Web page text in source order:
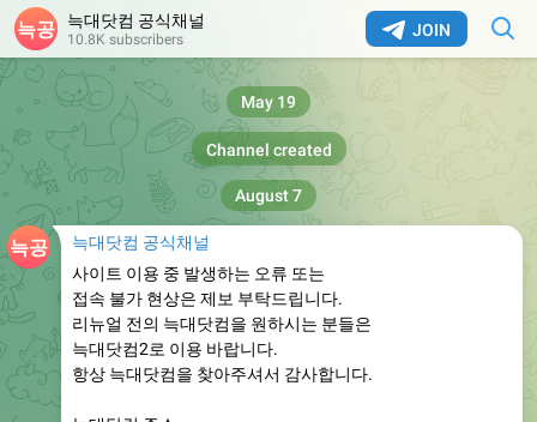
JOIN
늑대닷컴 공식채널
10.8K subscribers
Channel created
May 19
늑대닷컴 공식채널
사이트 이용 중 발생하는 오류 또는
접속 불가 현상은 제보 부탁드립니다.
리뉴얼 전의 늑대닷컴을 원하시는 분들은
늑대닷컴2로 이용 바랍니다.
항상 늑대닷컴을 찾아주셔서 감사합니다.
August 7